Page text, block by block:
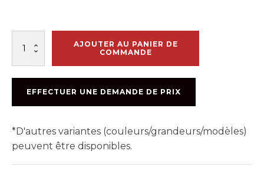
LBS
AJOUTER AU PANIER DE
COMMANDE
EFFECTUER UNE DEMANDE DE PRIX
*D'autres variantes (couleurs/grandeurs/modèles)
peuvent être disponibles.